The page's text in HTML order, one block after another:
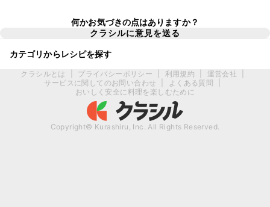
何かお気づきの点はありますか？
クラシルに意見を送る
カテゴリからレシピを探す
クラシルとは プライバシーポリシー 利用規約 運営会社
サービスに関してのお問い合わせ
よくある質問
おいしく安全に料理を楽しむために
Copyright© Kurashiru, Inc. All Rights Reserved.